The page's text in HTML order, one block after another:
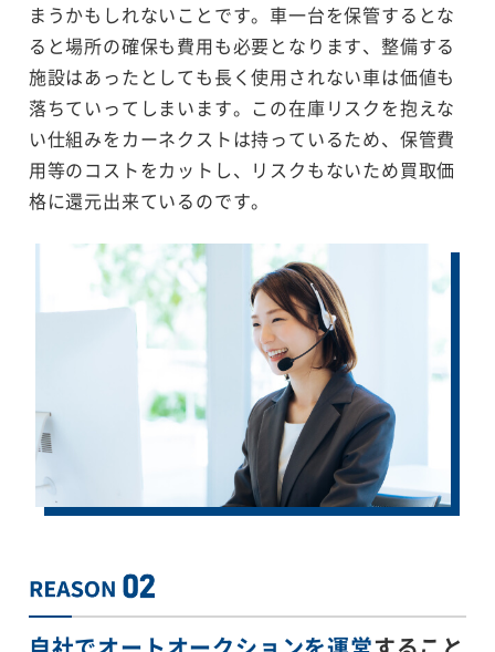
まうかもしれないことです。車一台を保管するとな
ると場所の確保も費用も必要となります、整備する
施設はあったとしても長く使用されない車は価値も
落ちていってしまいます。この在庫リスクを抱えな
い仕組みをカーネクストは持っているため、保管費
用等のコストをカットし、リスクもないため買取価
格に還元出来ているのです。